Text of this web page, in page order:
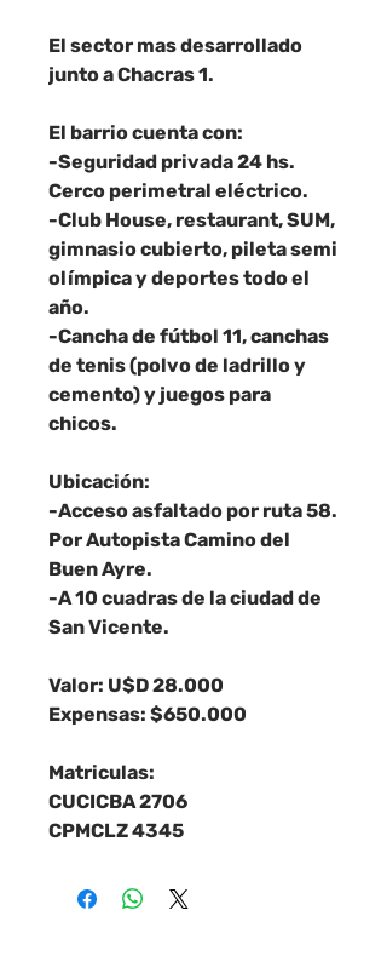
El sector mas desarrollado
junto a Chacras 1.
El barrio cuenta con:
-Seguridad privada 24 hs.
Cerco perimetral eléctrico.
-Club House, restaurant, SUM,
gimnasio cubierto, pileta semi
olímpica y deportes todo el
año.
-Cancha de fútbol 11, canchas
de tenis (polvo de ladrillo y
cemento) y juegos para
chicos.
Ubicación:
-Acceso asfaltado por ruta 58.
Por Autopista Camino del
Buen Ayre.
-A 10 cuadras de la ciudad de
San Vicente.
Valor: U$D 28.000
Expensas: $650.000
Matriculas:
CUCICBA 2706
CPMCLZ 4345